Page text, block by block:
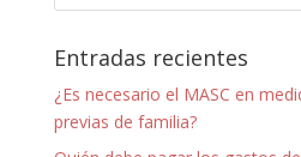
Entradas recientes
¿Es necesario el MASC en
previas de familia?